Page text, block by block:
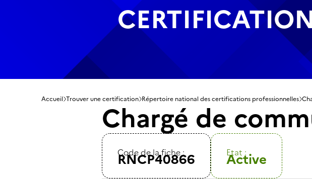
Accueil Trouver une certification Répertoire national des certifications professionnelles
Chargé de
Code de la fiche :
RNCP40866 Etat :
Active